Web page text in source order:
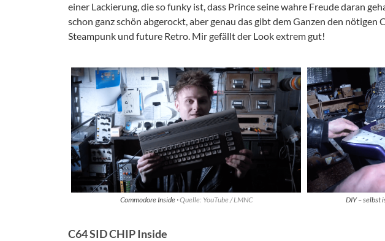
einer Lackierung, die so funky ist, dass Prince seine wahre Freude daran
schon ganz schön abgerockt, aber genau das gibt dem Ganzen den nötigen
Steampunk und future Retro. Mir gefällt der Look extrem gut!
Commodore Inside ·Quelle: YouTube / LMNC DIY – selbst
C64 SID CHIP Inside